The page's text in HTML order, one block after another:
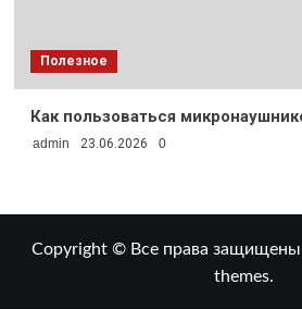
Полезное
Как пользоваться
admin 23.06.2026 0
Copyright © Все права
themes.